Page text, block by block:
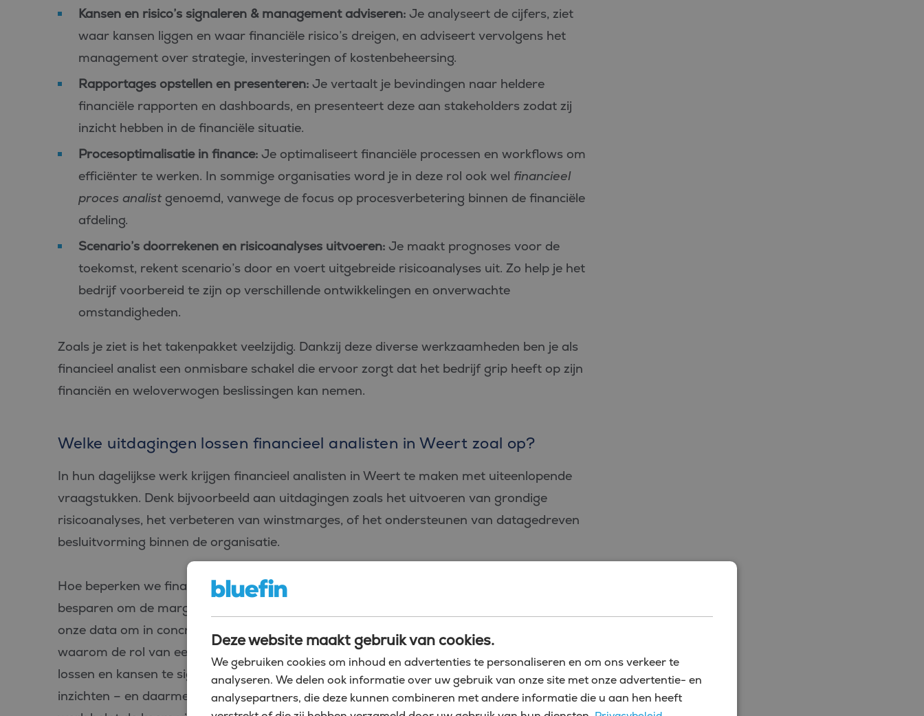
Kansen en risico’s signaleren & management adviseren:Je analyseert de cijfers, ziet
waar kansen liggen en waar financiële risico’s dreigen, en adviseert vervolgens het
management over strategie, investeringen of kostenbeheersing.
Rapportages opstellen en presenteren:Je vertaalt je bevindingen naar heldere
financiële rapporten en dashboards, en presenteert deze aan stakeholders zodat zij
inzicht hebben in de financiële situatie.
Procesoptimalisatie in finance:Je optimaliseert financiële processen en workflows om
efficiënter te werken. In sommige organisaties word je in deze rol ook wel financieel
proces analistgenoemd, vanwege de focus op procesverbetering binnen de financiële
afdeling.
Scenario’s doorrekenen en risicoanalyses uitvoeren:Je maakt prognoses voor de
toekomst, rekent scenario’s door en voert uitgebreide risicoanalyses uit. Zo help je het
bedrijf voorbereid te zijn op verschillende ontwikkelingen en onverwachte
omstandigheden.
Zoals je ziet is het takenpakket veelzijdig. Dankzij deze diverse werkzaamheden ben je als
financieel analist een onmisbare schakel die ervoor zorgt dat het bedrijf grip heeft op zijn
financiën en weloverwogen beslissingen kan nemen.
Welke uitdagingen lossen financieel analisten in Weert zoal op?
In hun dagelijkse werk krijgen financieel analisten in Weert te maken met uiteenlopende
vraagstukken. Denk bijvoorbeeld aan uitdagingen zoals het uitvoeren van grondige
risicoanalyses, het verbeteren van winstmarges, of het ondersteunen van datagedreven
besluitvorming binnen de organisatie.
Hoe beperken we financiële risico’s bij economische onzekerheid? Waar kunnen we kosten
besparen om de marges te vergroten zonder in te leveren op kwaliteit? Hoe zetten we
onze data om in concrete inzichten en acties? Dit soort strategische vragen laten zien
waarom de rol van een financieel analist zo belangrijk is. Door complexe problemen op te
lossen en kansen te signaleren, vertaal je als financieel analist ruwe cijfers naar bruikbare
inzichten – en daarmee ben je van onschatbare waarde voor vrijwel iedere organisatie. Je
Deze website maakt gebruik van cookies.
We gebruiken cookies om inhoud en advertenties te personaliseren en om ons verkeer te
analyseren. We delen ook informatie over uw gebruik van onze site met onze advertentie- en
analysepartners, die deze kunnen combineren met andere informatie die u aan hen heeft